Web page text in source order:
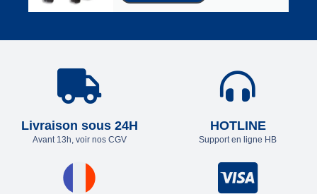
Livraison sous 24H
Avant 13h, voir nos CGV
HOTLINE
Support en ligne HB